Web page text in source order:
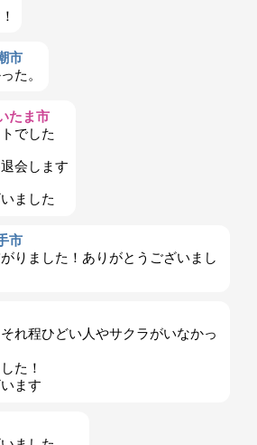
市
た。
たま市
でした
会します
ました
市
りました！ありがとうございまし
れ程ひどい人やサクラがいなかっ
た！
ます